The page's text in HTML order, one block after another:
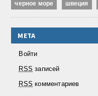
черное море швеция
МЕТА
Войти
RSS записей
RSS комментариев